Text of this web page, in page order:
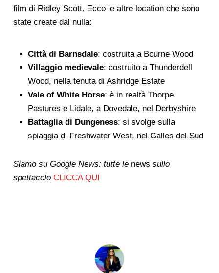
film di Ridley Scott. Ecco le altre location che sono
state create dal nulla:
Città di Barnsdale: costruita a Bourne Wood
Villaggio medievale: costruito a Thunderdell
Wood, nella tenuta di Ashridge Estate
Vale of White Horse: è in realtà Thorpe
Pastures e Lidale, a Dovedale, nel Derbyshire
Battaglia di Dungeness: si svolge sulla
spiaggia di Freshwater West, nel Galles del Sud
Siamo su Google News: tutte lenews sullo
spettacolo CLICCA QUI